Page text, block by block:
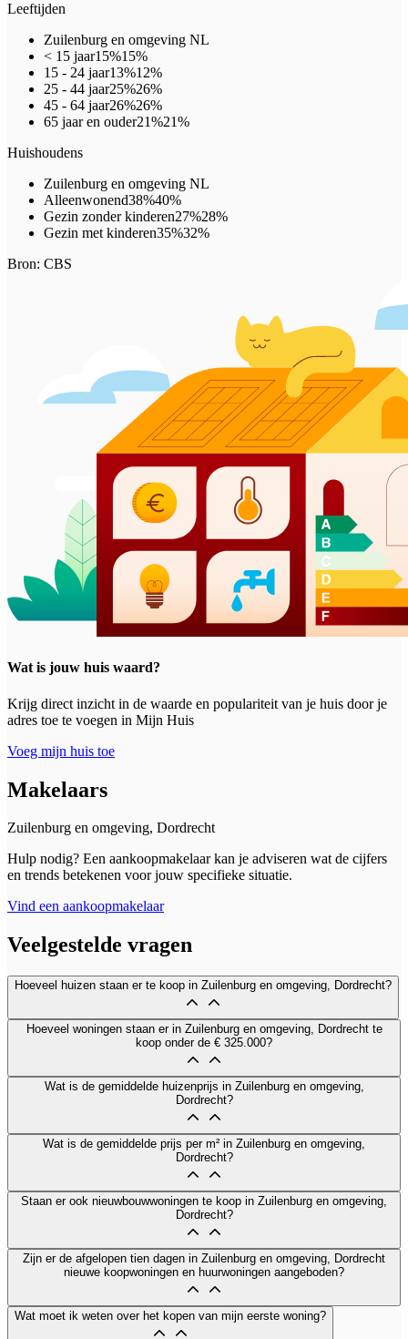
Leeftijden
Zuilenburg en omgeving NL
< 15 jaar15%15%
15 - 24 jaar13%12%
25 - 44 jaar25%26%
45 - 64 jaar26%26%
65 jaar en ouder21%21%
Huishoudens
Zuilenburg en omgeving NL
Alleenwonend38%40%
Gezin zonder kinderen27%28%
Gezin met kinderen35%32%
Bron: CBS
Wat is jouw huis waard?
Krijg direct inzicht in de waarde en populariteit van je huis door je
adres toe te voegen in Mijn Huis
Voeg mijn huis toe
Makelaars
Zuilenburg en omgeving, Dordrecht
Hulp nodig? Een aankoopmakelaar kan je adviseren wat de cijfers
en trends betekenen voor jouw specifieke situatie.
Vind een aankoopmakelaar
Veelgestelde vragen
Hoeveel huizen staan er te koop in Zuilenburg en omgeving, Dordrecht?
Hoeveel woningen staan er in Zuilenburg en omgeving, Dordrecht te
koop onder de € 325.000?
Wat is de gemiddelde huizenprijs in Zuilenburg en omgeving,
Dordrecht?
Wat is de gemiddelde prijs per m² in Zuilenburg en omgeving,
Dordrecht?
Staan er ook nieuwbouwwoningen te koop in Zuilenburg en omgeving,
Dordrecht?
Zijn er de afgelopen tien dagen in Zuilenburg en omgeving, Dordrecht
nieuwe koopwoningen en huurwoningen aangeboden?
Wat moet ik weten over het kopen van mijn eerste woning?